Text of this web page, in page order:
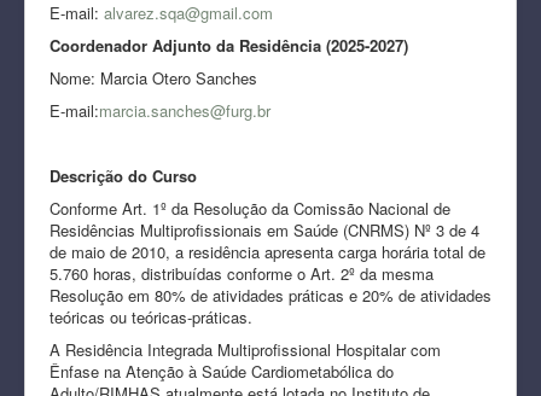
E-mail: alvarez.sqa@gmail.com
Coordenador Adjunto da Residência (2025-2027)
Nome: Marcia Otero Sanches
E-mail:marcia.sanches@furg.br
Descrição do Curso
Conforme Art. 1º da Resolução da Comissão Nacional de
Residências Multiprofissionais em Saúde (CNRMS) Nº 3 de 4
de maio de 2010, a residência apresenta carga horária total de
5.760 horas, distribuídas conforme o Art. 2º da mesma
Resolução em 80% de atividades práticas e 20% de atividades
teóricas ou teóricas-práticas.
A Residência Integrada Multiprofissional Hospitalar com
Ênfase na Atenção à Saúde Cardiometabólica do